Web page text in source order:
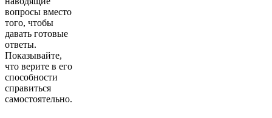
вопросы вместо
того, чтобы
давать готовые
ответы.
Показывайте,
что верите в его
способности
справиться
самостоятельно.